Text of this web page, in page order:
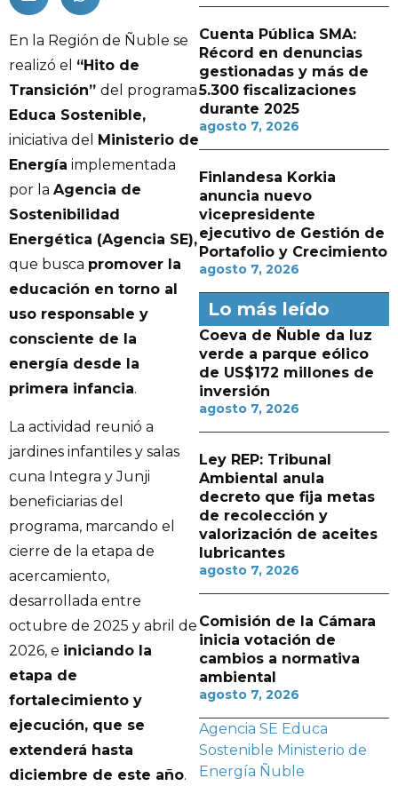
En la Región de Ñuble se
realizó el “Hito de
Transición” del programa
Educa Sostenible,
iniciativa del
Ministerio de
Energía implementada
por la Agencia de
Sostenibilidad
Energética (Agencia SE),
que busca promover la
educación en torno al
uso responsable y
consciente de la
energía desde la
primera infancia.
La actividad reunió a
jardines infantiles y salas
cuna Integra y Junji
beneficiarias del
programa, marcando el
cierre de la etapa de
acercamiento,
desarrollada entre
octubre de 2025 y abril de
2026, e iniciando la
etapa de
fortalecimiento y
ejecución, que se
extenderá hasta
diciembre de este año.
Cuenta Pública SMA:
Récord en denuncias
gestionadas y más de
5.300 fiscalizaciones
durante 2025
agosto 7, 2026
Finlandesa Korkia
anuncia nuevo
vicepresidente
ejecutivo de Gestión de
Portafolio y Crecimiento
agosto 7, 2026
Lo más leído
Coeva de Ñuble da luz
verde a parque eólico
de US$172 millones de
inversión
agosto 7, 2026
Ley REP: Tribunal
Ambiental anula
decreto que fija metas
de recolección y
valorización de aceites
lubricantes
agosto 7, 2026
Comisión de la Cámara
inicia votación de
cambios a normativa
ambiental
agosto 7, 2026
Agencia SE Educa
Sostenible Ministerio de
Energía Ñuble